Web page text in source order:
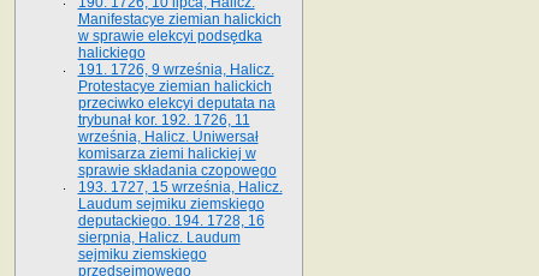
Manifestacye ziemian halickich
w sprawie elekcyi podsędka
halickiego
191. 1726, 9 września, Halicz.
Protestacye ziemian halickich
przeciwko elekcyi deputata na
trybunał kor. 192. 1726, 11
września, Halicz. Uniwersał
komisarza ziemi halickiej w
sprawie składania czopowego
193. 1727, 15 września, Halicz.
Laudum sejmiku ziemskiego
deputackiego. 194. 1728, 16
sierpnia, Halicz. Laudum
sejmiku ziemskiego
przedsejmowego